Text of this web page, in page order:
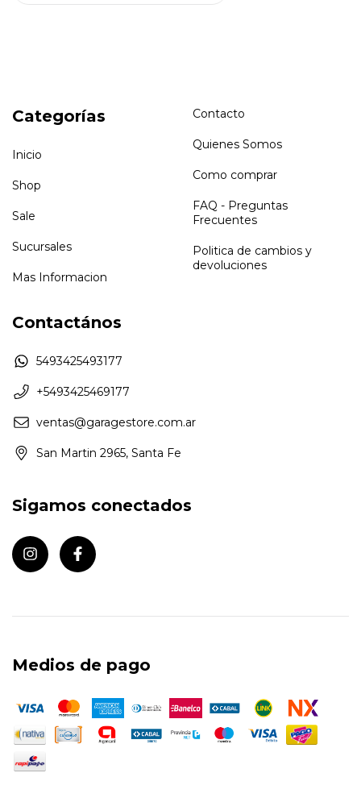
Categorías
Inicio
Shop
Sale
Sucursales
Mas Informacion
Contacto
Quienes Somos
Como comprar
FAQ - Preguntas
Frecuentes
Politica de cambios y
devoluciones
Contactános
5493425493177
+5493425469177
ventas@garagestore.com.ar
San Martin 2965, Santa Fe
Sigamos conectados
Medios de pago